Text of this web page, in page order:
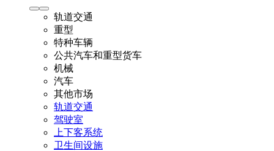
轨道交通
重型
特种车辆
公共汽车和重型货车
机械
汽车
其他市场
轨道交通
驾驶室
上下客系统
卫生间设施